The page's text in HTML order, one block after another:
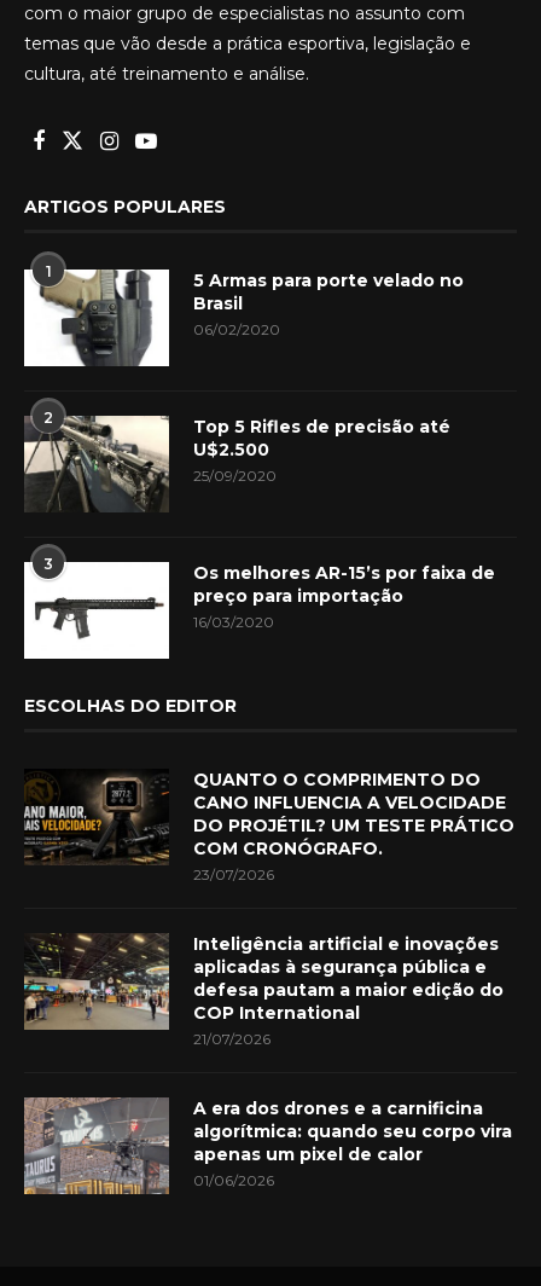
com o maior grupo de especialistas no assunto com
temas que vão desde a prática esportiva, legislação e
cultura, até treinamento e análise.
ARTIGOS POPULARES
1
5 Armas para porte velado no
Brasil
06/02/2020
2
Top 5 Rifles de precisão até
U$2.500
25/09/2020
3
Os melhores AR-15’s por faixa de
preço para importação
16/03/2020
ESCOLHAS DO EDITOR
QUANTO O COMPRIMENTO DO
CANO INFLUENCIA A VELOCIDADE
DO PROJÉTIL? UM TESTE PRÁTICO
COM CRONÓGRAFO.
23/07/2026
Inteligência artificial e inovações
aplicadas à segurança pública e
defesa pautam a maior edição do
COP International
21/07/2026
A era dos drones e a carnificina
algorítmica: quando seu corpo vira
apenas um pixel de calor
01/06/2026